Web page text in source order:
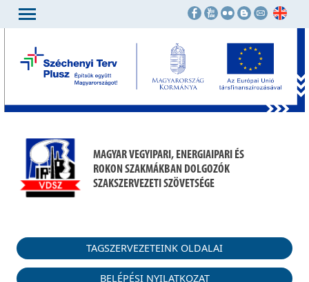
MAGYAR VEGYIPARI, ENERGIAIPARI ÉS
ROKON SZAKMÁKBAN DOLGOZÓK
SZAKSZERVEZETI SZÖVETSÉGE
TAGSZERVEZETEINK OLDALAI
BELÉPÉSI NYILATKOZAT